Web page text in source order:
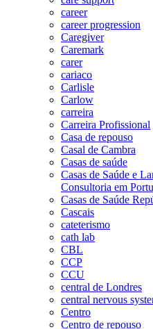
career
career progression
Caregiver
Caremark
carer
cariaco
Carlisle
Carlow
carreira
Carreira Profissional
Casa de repouso
Casal de Cambra
Casas de saúde
Casas de Saúde e
Consultoria em
Casas de Saúde
Cascais
cateterismo
cath lab
CBL
CCP
CCU
central de Londres
central nervous
Centro
Centro de repouso